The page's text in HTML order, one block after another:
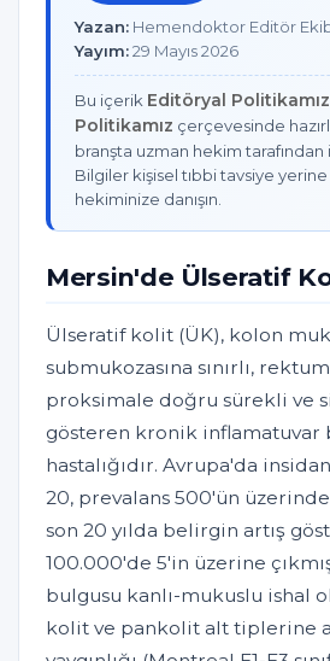
Yazan: Hemendoktor Editör
Yayım:29 Mayıs 2026
Bu içerik Editöryal Politikamız
Politikamız çerçevesinde
branşta uzman hekim tarafından
Bilgiler kişisel tıbbi tavsiye
hekiminize danışın.
Mersin'de Ülseratif
Ülseratif kolit (ÜK), kolon
submukozasına sınırlı,
proksimale doğru sürekli ve
gösteren kronik inflamatuvar
hastalığıdır. Avrupa'da
20, prevalans 500'ün
son 20 yılda belirgin artış
100.000'de 5'in üzerine
bulgusu kanlı-mukuslu ishal
kolit ve pankolit alt tiplerine